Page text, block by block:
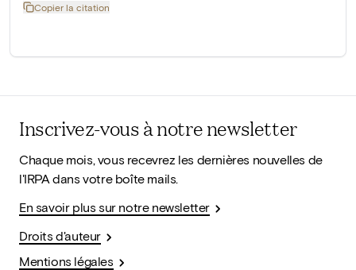
Copier la citation
Inscrivez-vous à notre newsletter
Chaque mois, vous recevrez les dernières nouvelles de
l'IRPA dans votre boîte mails.
En savoir plus sur notre newsletter
Droits d'auteur
Mentions légales